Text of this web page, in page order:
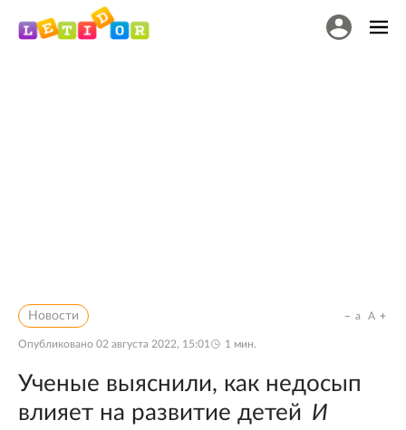
Новости
Опубликовано 02 августа 2022, 15:01 1 мин.
a A
Ученые выяснили, как недосып
влияет на развитие детей И